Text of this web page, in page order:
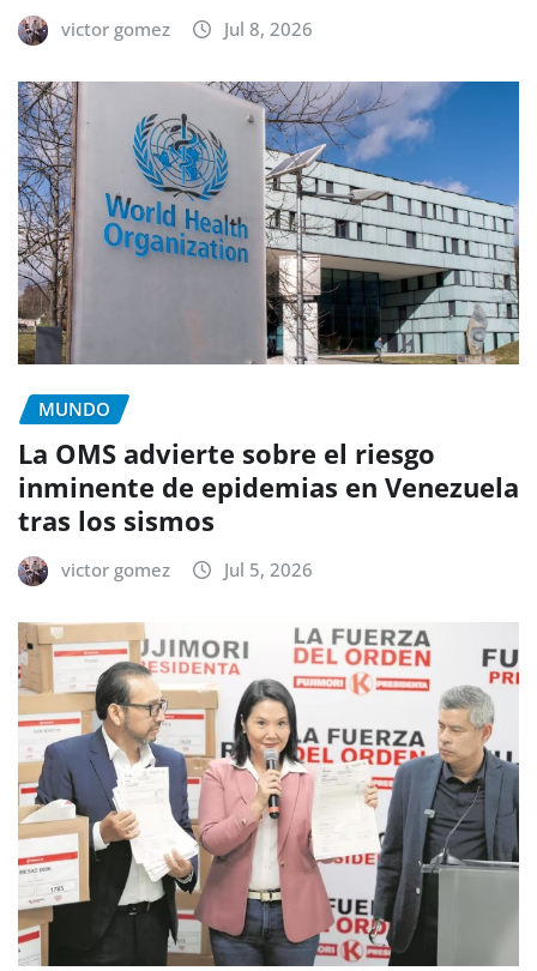
victor gomez Jul 8, 2026
MUNDO
La OMS advierte sobre el riesgo
inminente de epidemias en Venezuela
tras los sismos
victor gomez Jul 5, 2026